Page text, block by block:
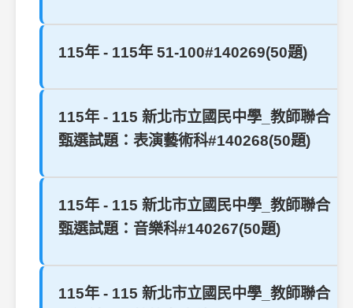
115年 - 115年 51-100#140269(50題)
115年 - 115 新北市立國民中學_教師聯合
甄選試題：表演藝術科#140268(50題)
115年 - 115 新北市立國民中學_教師聯合
甄選試題：音樂科#140267(50題)
115年 - 115 新北市立國民中學_教師聯合